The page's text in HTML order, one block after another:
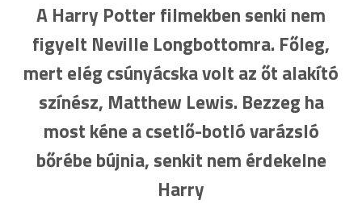
A Harry Potter filmekben senki nem
figyelt Neville Longbottomra. Főleg,
mert elég csúnyácska volt az őt alakító
színész, Matthew Lewis. Bezzeg ha
most kéne a csetlő-botló varázsló
bőrébe bújnia, senkit nem érdekelne
Harry